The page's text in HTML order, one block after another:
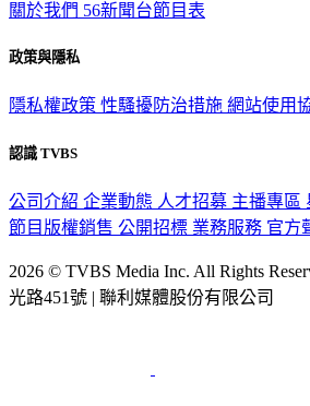
關於我們 56新聞台節目表
政策與隱私
隱私權政策 性騷擾防治措施 網站使用
認識 TVBS
公司介紹 企業動態 人才招募 主播專區
節目版權銷售 公開招標 業務服務 官方
2026 © TVBS Media Inc. All Rights
光路451號 | 聯利媒體股份有限公司